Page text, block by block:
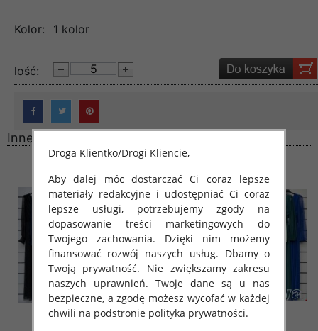
Kolor: 1 kolor
lość:
Inne produkty
Droga Klientko/Drogi Kliencie,
Aby dalej móc dostarczać Ci coraz lepsze
materiały redakcyjne i udostępniać Ci coraz
lepsze usługi, potrzebujemy zgody na
dopasowanie treści marketingowych do
Twojego zachowania. Dzięki nim możemy
finansować rozwój naszych usług. Dbamy o
Twoją prywatność. Nie zwiększamy zakresu
naszych uprawnień. Twoje dane są u nas
bezpieczne, a zgodę możesz wycofać w każdej
chwili na podstronie polityka prywatności.